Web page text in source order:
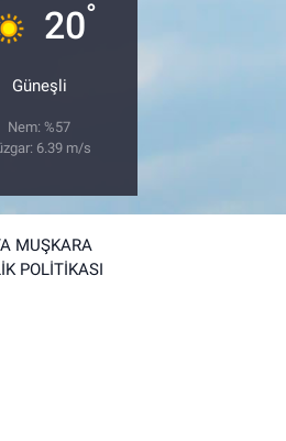
20°
Güneşli
Nem: %57
6.39 m/s
MUŞKARA
POLİTİKASI